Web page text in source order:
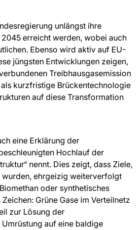
unlängst ihre
erreicht werden, wobei auch
Ebenso wird aktiv auf EU-
jüngsten Entwicklungen zeigen,
Treibhausgasemission
kurzfristige Brückentechnologie
auf diese Transformation
eine Erklärung der
Hochlauf der
nennt. Dies zeigt, dass Ziele,
wurden, ehrgeizig weiterverfolgt
oder synthetisches
Grüne Gase im Verteilnetz
zur Lösung der
auf eine baldige